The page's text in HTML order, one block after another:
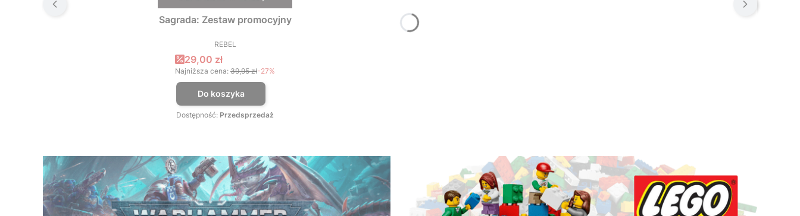
Sagrada: Zestaw promocyjny
PRODUCENT
REBEL
Cena promocyjna
29,00 zł
Najniższa cena: 39,95 zł-27%
Do koszyka
Dostępność: Przedsprzedaż